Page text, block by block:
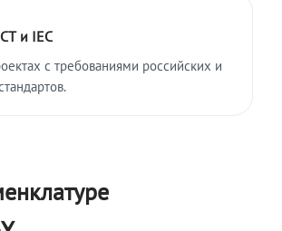
и IEC
с требованиями российских и